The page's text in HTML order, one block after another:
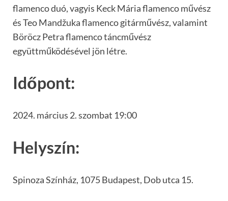
flamenco duó, vagyis Keck Mária flamenco művész
és Teo Mandžuka flamenco gitárművész, valamint
Böröcz Petra flamenco táncművész
együttműködésével jön létre.
Időpont:
2024. március 2. szombat 19:00
Helyszín:
Spinoza Színház, 1075 Budapest, Dob utca 15.